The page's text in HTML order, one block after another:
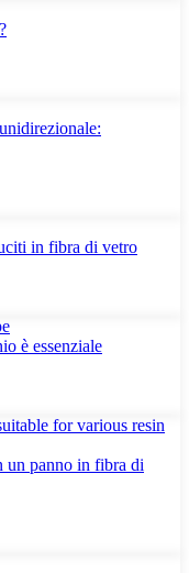
in fibra di vetro
è essenziale
un panno in fibra di